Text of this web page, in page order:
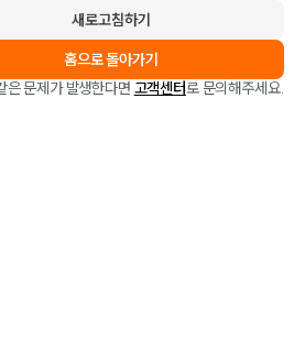
새로고침하기
홈으로 돌아가기
은 문제가 발생한다면 고객센터로 문의해주세요.